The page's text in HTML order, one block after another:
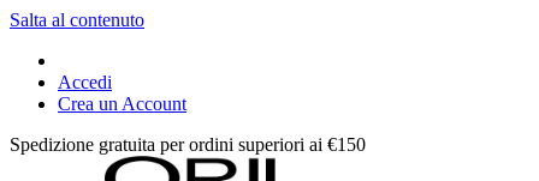
Salta al contenuto
Accedi
Crea un Account
Spedizione gratuita per ordini superiori ai €150